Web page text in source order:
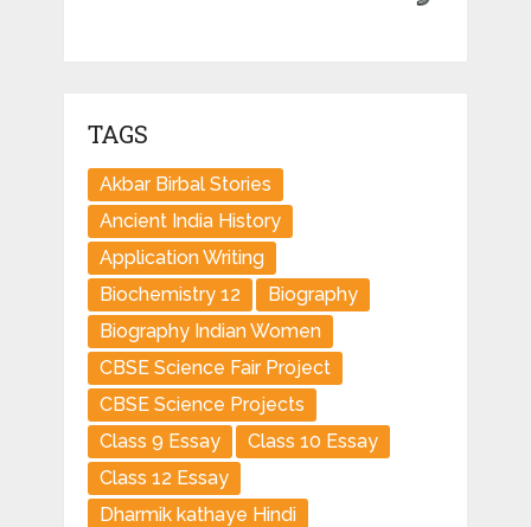
TAGS
Akbar Birbal Stories
Ancient India History
Application Writing
Biochemistry 12
Biography
Biography Indian Women
CBSE Science Fair Project
CBSE Science Projects
Class 9 Essay
Class 10 Essay
Class 12 Essay
Dharmik kathaye Hindi